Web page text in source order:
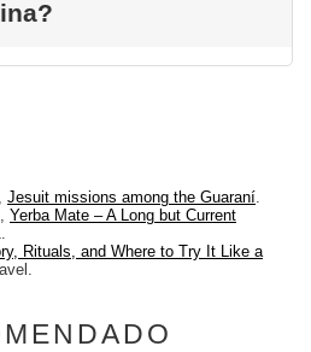
, Jesuit missions among the Guaraní.
Yerba Mate – A Long but Current
Rituals, and Where to Try It Like a